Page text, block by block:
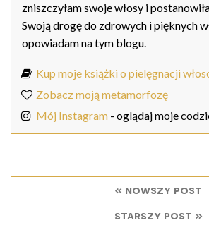
zniszczyłam swoje włosy i
Swoją drogę do zdrowych i pięknych
opowiadam na tym blogu.
Kup moje książki o pielęgnacji
Zobacz moją metamorfozę
Mój Instagram - oglądaj moje
« nowszy post
starszy post »